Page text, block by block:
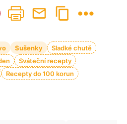
Sušenky
Sladké chutě
Sváteční recepty
Recepty do 100 korun